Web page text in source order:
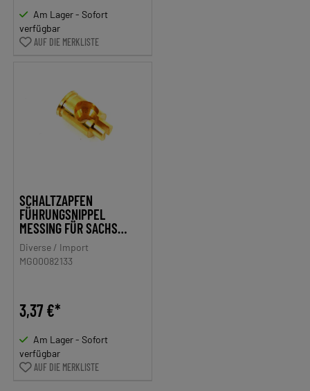
Am Lager - Sofort
verfügbar
AUF DIE MERKLISTE
SCHALTZAPFEN
FÜHRUNGSNIPPEL
MESSING FÜR SACHS
50//3 LS, 50/3 MB,
50/3MA X, HERCULES,
MIELE, DKW, RIXE, KTM,
Diverse / Import
MG00082133
3,37 €*
Am Lager - Sofort
verfügbar
AUF DIE MERKLISTE